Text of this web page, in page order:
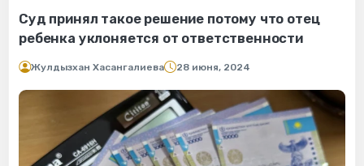
Суд принял такое решение потому что отец
ребенка уклоняется от ответственности
Жулдызхан Хасангалиева 28 июня, 2024